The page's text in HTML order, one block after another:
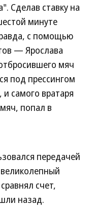
Сделав ставку на
минуте
с помощью
— Ярослава
мяч
под прессингом
самого вратаря
попал в
передачей
счет,
назад.